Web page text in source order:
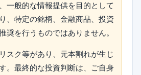
一般的な情報提供を目的として
、特定の銘柄、金融商品、投資
奨を行うものではありません。
スク等があり、元本割れが生じ
。最終的な投資判断は、ご自身